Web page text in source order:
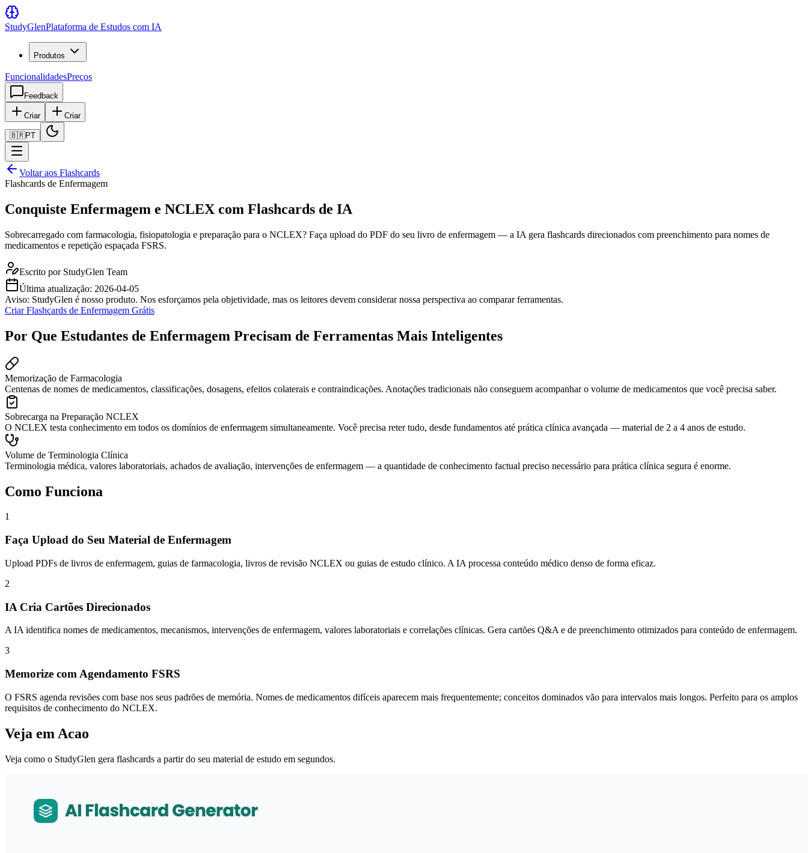
StudyGlenPlataforma de Estudos com IA
Produtos
FuncionalidadesPreços
Feedback
Criar Criar
🇧🇷PT
Voltar aos Flashcards
Flashcards de Enfermagem
Conquiste Enfermagem e NCLEX com Flashcards de IA
Sobrecarregado com farmacologia, fisiopatologia e preparação para o NCLEX? Faça upload do PDF do seu livro de enfermagem — a IA gera flashcards direcionados com preenchimento para nomes de
medicamentos e repetição espaçada FSRS.
Escrito por StudyGlen Team
Última atualização: 2026-04-05
Aviso: StudyGlen é nosso produto. Nos esforçamos pela objetividade, mas os leitores devem considerar nossa perspectiva ao comparar ferramentas.
Criar Flashcards de Enfermagem Grátis
Por Que Estudantes de Enfermagem Precisam de Ferramentas Mais Inteligentes
Memorização de Farmacologia
Centenas de nomes de medicamentos, classificações, dosagens, efeitos colaterais e contraindicações. Anotações tradicionais não conseguem acompanhar o volume de medicamentos que você precisa saber.
Sobrecarga na Preparação NCLEX
O NCLEX testa conhecimento em todos os domínios de enfermagem simultaneamente. Você precisa reter tudo, desde fundamentos até prática clínica avançada — material de 2 a 4 anos de estudo.
Volume de Terminologia Clínica
Terminologia médica, valores laboratoriais, achados de avaliação, intervenções de enfermagem — a quantidade de conhecimento factual preciso necessário para prática clínica segura é enorme.
Como Funciona
1
Faça Upload do Seu Material de Enfermagem
Upload PDFs de livros de enfermagem, guias de farmacologia, livros de revisão NCLEX ou guias de estudo clínico. A IA processa conteúdo médico denso de forma eficaz.
2
IA Cria Cartões Direcionados
A IA identifica nomes de medicamentos, mecanismos, intervenções de enfermagem, valores laboratoriais e correlações clínicas. Gera cartões Q&A e de preenchimento otimizados para conteúdo de enfermagem.
3
Memorize com Agendamento FSRS
O FSRS agenda revisões com base nos seus padrões de memória. Nomes de medicamentos difíceis aparecem mais frequentemente; conceitos dominados vão para intervalos mais longos. Perfeito para os amplos
requisitos de conhecimento do NCLEX.
Veja em Acao
Veja como o StudyGlen gera flashcards a partir do seu material de estudo em segundos.